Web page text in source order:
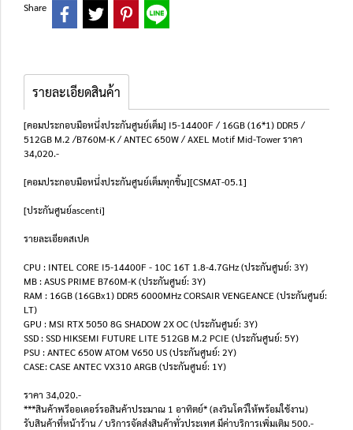
Share
รายละเอียดสินค้า
[คอมประกอบมือหนึ่งประกันศูนย์เต็ม] I5-14400F / 16GB (16*1) DDR5 /
512GB M.2 /B760M-K / ANTEC 650W / AXEL Motif Mid-Tower ราคา
34,020.-
[คอมประกอบมือหนึ่งประกันศูนย์เต็มทุกชิ้น][CSMAT-05.1]
[ประกันศูนย์ascenti]
รายละเอียดสเปค
CPU : INTEL CORE I5-14400F - 10C 16T 1.8-4.7GHz (ประกันศูนย์: 3Y)
MB : ASUS PRIME B760M-K (ประกันศูนย์: 3Y)
RAM : 16GB (16GBx1) DDR5 6000MHz CORSAIR VENGEANCE (ประกันศูนย์:
LT)
GPU : MSI RTX 5050 8G SHADOW 2X OC (ประกันศูนย์: 3Y)
SSD : SSD HIKSEMI FUTURE LITE 512GB M.2 PCIE (ประกันศูนย์: 5Y)
PSU : ANTEC 650W ATOM V650 US (ประกันศูนย์: 2Y)
CASE: CASE ANTEC VX310 ARGB (ประกันศูนย์: 1Y)
ราคา 34,020.-
***สินค้าพรีออเดอร์รอสินค้าประมาณ 1 อาทิตย์* (ลงวินโดว์ให้พร้อมใช้งาน)
รับสินค้าที่หน้าร้าน / บริการจัดส่งสินค้าทั่วประเทศ มีค่าบริการเพิ่มเติม 500.-